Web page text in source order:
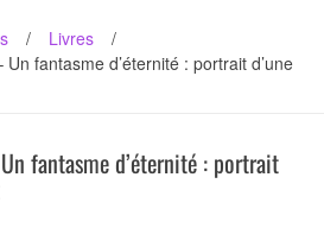
/ Livres
/
fantasme d’éternité : portrait d’une
fantasme d’éternité : portrait